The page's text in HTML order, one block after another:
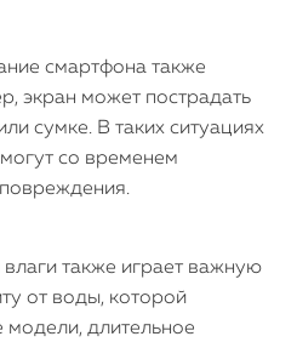
смартфона также
экран может пострадать
сумке. В таких ситуациях
со временем
также играет важную
от воды, которой
длительное